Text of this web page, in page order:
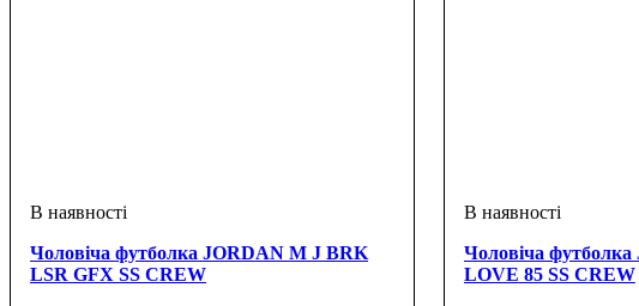
Чоловіча футболка JORDAN M J BRK
LSR GFX SS CREW
Чоловіча
LOVE 85 SS CREW